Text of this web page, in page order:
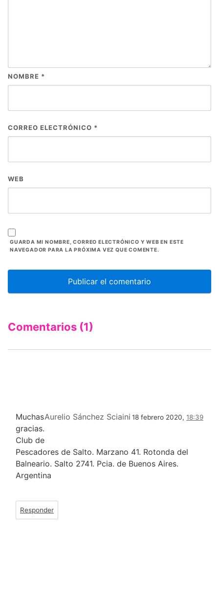
NOMBRE *
CORREO ELECTRÓNICO *
WEB
GUARDA MI NOMBRE, CORREO ELECTRÓNICO Y WEB EN ESTE
NAVEGADOR PARA LA PRÓXIMA VEZ QUE COMENTE.
Comentarios (1)
Aurelio Sánchez Sciaini 18 febrero 2020, 18:39
Muchas
gracias.
Club de
Pescadores de Salto. Marzano 41. Rotonda del
Balneario. Salto 2741. Pcia. de Buenos Aires.
Argentina
Responder